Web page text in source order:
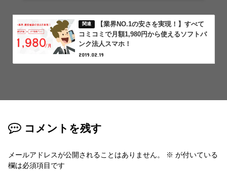
【業界NO.1の安さを実現！】すべて
コミコミで月額1,980円から使えるソフトバ
ンク法人スマホ！
2019.02.19
コメントを残す
メールアドレスが公開されることはありません。 ※ が付いている
欄は必須項目です